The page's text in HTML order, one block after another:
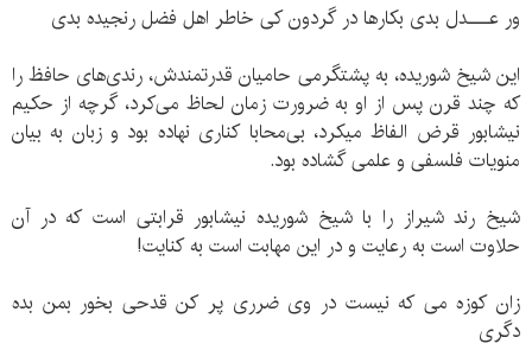
ور عـــدل بدی بکارها در گردون کی خاطر اهل فضل رنجیده بدی
این شیخ شوریده، به پشتگرمی حامیان قدرتمندش، رندی‌های حافظ را
که چند قرن پس از او به ضرورت زمان لحاظ می‌کرد، گرچه از حکیم
نیشابور قرض الفاظ میکرد، بی‌محابا کناری نهاده بود و زبان به بیان
منویات فلسفی و علمی گشاده بود.
شیخ رند شیراز را با شیخ شوریده نیشابور قرابتی است که در آن
حلاوت است به رعایت و در این مهابت است به کنایت!
زان کوزه می که نیست در وی ضرری پر کن قدحی بخور بمن بده
دگری